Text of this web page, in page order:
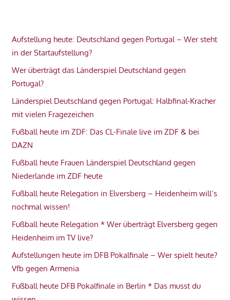
Aufstellung heute: Deutschland gegen Portugal – Wer steht
in der Startaufstellung?
Wer überträgt das Länderspiel Deutschland gegen
Portugal?
Länderspiel Deutschland gegen Portugal: Halbfinal-Kracher
mit vielen Fragezeichen
Fußball heute im ZDF: Das CL-Finale live im ZDF & bei
DAZN
Fußball heute Frauen Länderspiel Deutschland gegen
Niederlande im ZDF heute
Fußball heute Relegation in Elversberg – Heidenheim will’s
nochmal wissen!
Fußball heute Relegation * Wer überträgt Elversberg gegen
Heidenheim im TV live?
Aufstellungen heute im DFB Pokalfinale – Wer spielt heute?
Vfb gegen Armenia
Fußball heute DFB Pokalfinale in Berlin * Das musst du